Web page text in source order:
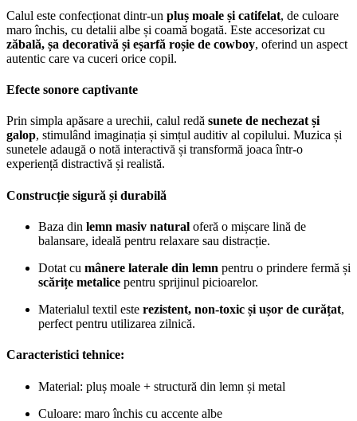
Calul este confecționat dintr-un pluș moale și catifelat, de culoare
maro închis, cu detalii albe și coamă bogată. Este accesorizat cu
zăbală, șa decorativă și eșarfă roșie de cowboy, oferind un aspect
autentic care va cuceri orice copil.
Efecte sonore captivante
Prin simpla apăsare a urechii, calul redă sunete de nechezat și
galop, stimulând imaginația și simțul auditiv al copilului. Muzica și
sunetele adaugă o notă interactivă și transformă joaca într-o
experiență distractivă și realistă.
Construcție sigură și durabilă
Baza din lemn masiv natural oferă o mișcare lină de
balansare, ideală pentru relaxare sau distracție.
Dotat cu mânere laterale din lemn pentru o prindere fermă și
scărițe metalice pentru sprijinul picioarelor.
Materialul textil este rezistent, non-toxic și ușor de curățat,
perfect pentru utilizarea zilnică.
Caracteristici tehnice:
Material: pluș moale + structură din lemn și metal
Culoare: maro închis cu accente albe